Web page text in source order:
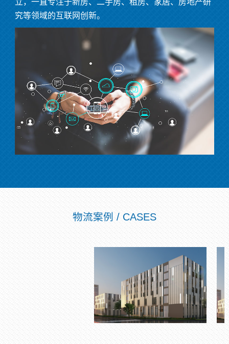
究等领域的互联网创新。
物流案例 / CASES